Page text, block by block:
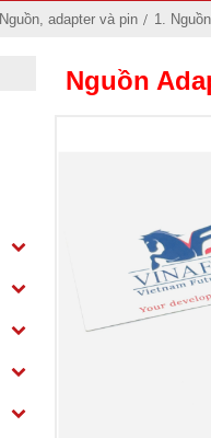
Nguồn, adapter và pin 1.
Nguồn